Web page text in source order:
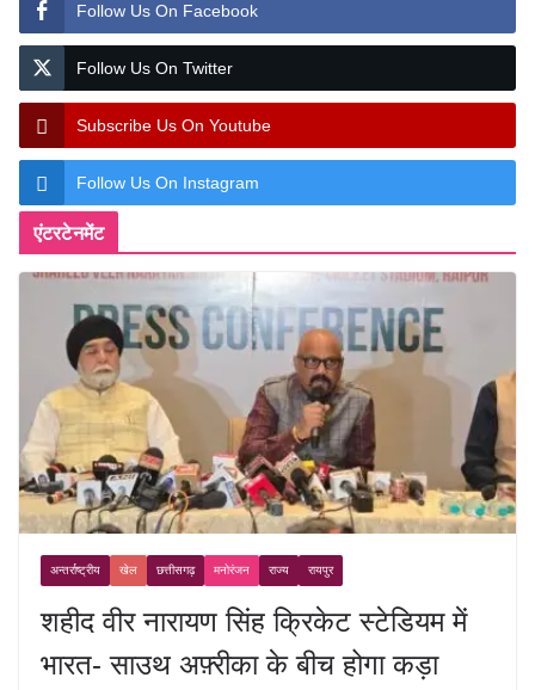
Follow Us On Facebook
Follow Us On Twitter
Subscribe Us On Youtube
Follow Us On Instagram
एंटरटेनमेंट
अन्तर्राष्ट्रीय खेल छत्तीसगढ़ मनोरंजन राज्य रायपुर
शहीद वीर नारायण सिंह क्रिकेट स्टेडियम में
भारत- साउथ अफ़्रीका के बीच होगा कड़ा